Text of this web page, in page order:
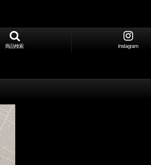
商品検索 Instagram